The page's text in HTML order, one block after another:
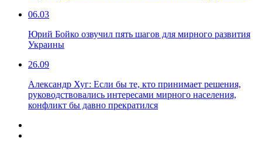
06.03
Юрий Бойко озвучил пять шагов для мирного развития
Украины
26.09
Александр Хуг: Если бы те, кто принимает решения,
руководствовались интересами мирного населения,
конфликт бы давно прекратился